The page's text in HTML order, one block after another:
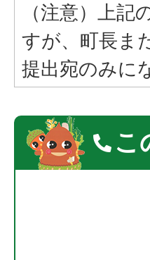
（注意）上
すが、町長ま
提出宛のみに
こ